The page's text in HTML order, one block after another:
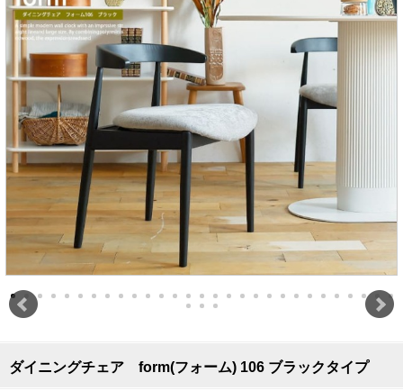
ダイニングチェア form(フォーム) 106 ブラックタイプ